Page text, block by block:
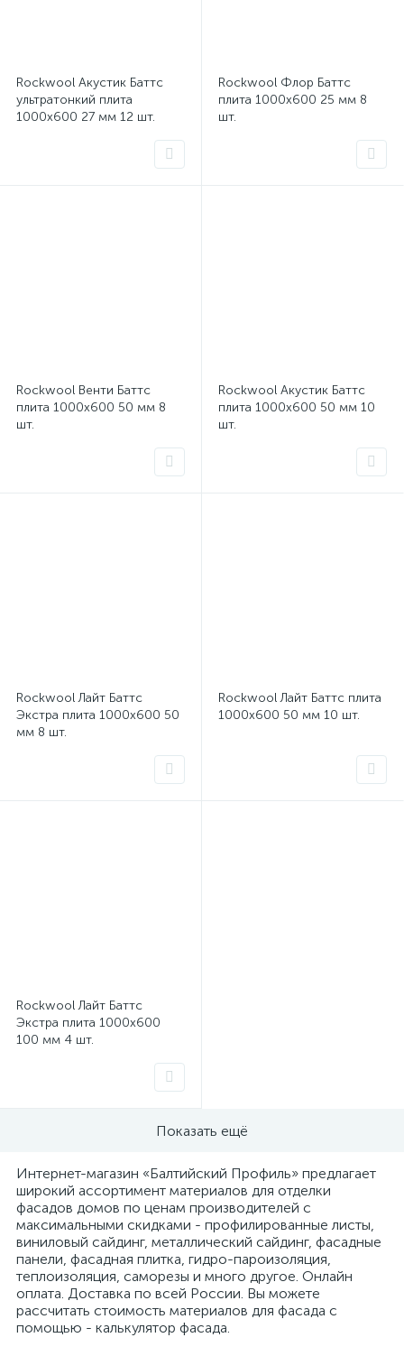
Rockwool Акустик Баттс
ультратонкий плита
1000x600 27 мм 12 шт.
Rockwool Флор Баттс
плита 1000x600 25 мм 8
шт.
Rockwool Венти Баттс
плита 1000x600 50 мм 8
шт.
Rockwool Акустик Баттс
плита 1000x600 50 мм 10
шт.
Rockwool Лайт Баттс
Экстра плита 1000x600 50
мм 8 шт.
Rockwool Лайт Баттс плита
1000x600 50 мм 10 шт.
Rockwool Лайт Баттс
Экстра плита 1000x600
100 мм 4 шт.
Показать ещё
Интернет-магазин «Балтийский Профиль» предлагает
широкий ассортимент материалов для отделки
фасадов домов по ценам производителей с
максимальными скидками - профилированные листы,
виниловый сайдинг, металлический сайдинг, фасадные
панели, фасадная плитка, гидро-пароизоляция,
теплоизоляция, саморезы и много другое. Онлайн
оплата. Доставка по всей России. Вы можете
рассчитать стоимость материалов для фасада с
помощью - калькулятор фасада.